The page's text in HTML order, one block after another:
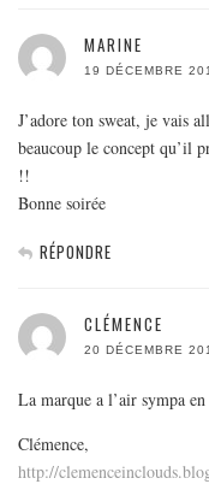
MARINE
19 DÉCEMBRE
J’adore ton sweat, je vais
beaucoup le concept qu’il
!!
Bonne soirée
RÉPONDRE
CLÉMENCE
20 DÉCEMBRE
La marque a l’air sympa
Clémence,
http://